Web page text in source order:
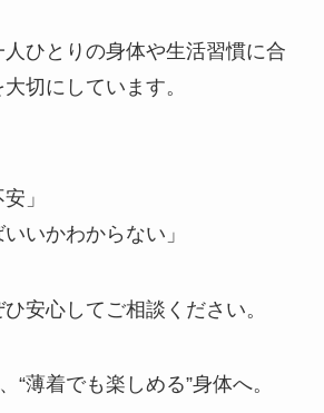
ひとりの身体や生活習慣に合
切にしています。
」
いかわからない」
安心してご相談ください。
“薄着でも楽しめる”身体へ。